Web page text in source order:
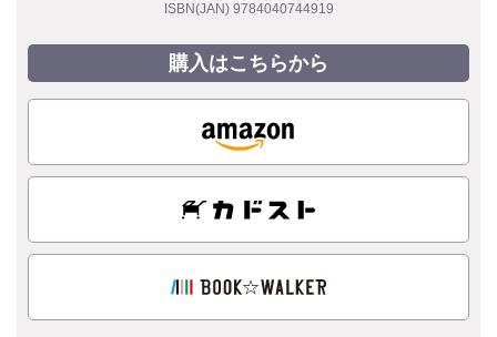
ISBN(JAN) 9784040744919
購入はこちらから